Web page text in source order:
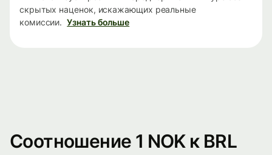
скрытых наценок, искажающих реальные
комиссии. Узнать больше
Соотношение 1 NOK к BRL